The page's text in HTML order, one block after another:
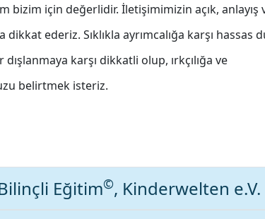
bizim için değerlidir. İletişimimizin açık, anlayış
dikkat ederiz. Sıklıkla ayrımcalığa karşı hassas
karşı dikkatli olup, ırkçılığa ve
belirtmek isteriz.
Eğitim©, Kinderwelten